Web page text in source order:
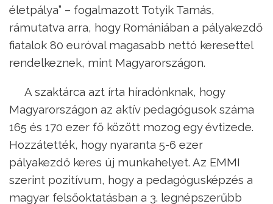
életpálya” – fogalmazott Totyik Tamás,
rámutatva arra, hogy Romániában a pályakezdő
fiatalok 80 euróval magasabb nettó keresettel
rendelkeznek, mint Magyarországon.
A szaktárca azt írta híradónknak, hogy
Magyarországon az aktív pedagógusok száma
165 és 170 ezer fő között mozog egy évtizede.
Hozzátették, hogy nyaranta 5-6 ezer
pályakezdő keres új munkahelyet. Az EMMI
szerint pozitívum, hogy a pedagógusképzés a
magyar felsőoktatásban a 3. legnépszerűbb